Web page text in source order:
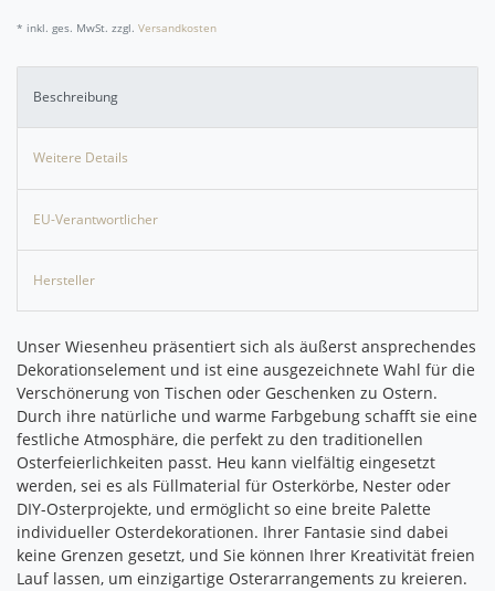
* inkl. ges. MwSt. zzgl. Versandkosten
Beschreibung
Weitere Details
EU-Verantwortlicher
Hersteller
Unser Wiesenheu präsentiert sich als äußerst ansprechendes
Dekorationselement und ist eine ausgezeichnete Wahl für die
Verschönerung von Tischen oder Geschenken zu Ostern.
Durch ihre natürliche und warme Farbgebung schafft sie eine
festliche Atmosphäre, die perfekt zu den traditionellen
Osterfeierlichkeiten passt. Heu kann vielfältig eingesetzt
werden, sei es als Füllmaterial für Osterkörbe, Nester oder
DIY-Osterprojekte, und ermöglicht so eine breite Palette
individueller Osterdekorationen. Ihrer Fantasie sind dabei
keine Grenzen gesetzt, und Sie können Ihrer Kreativität freien
Lauf lassen, um einzigartige Osterarrangements zu kreieren.